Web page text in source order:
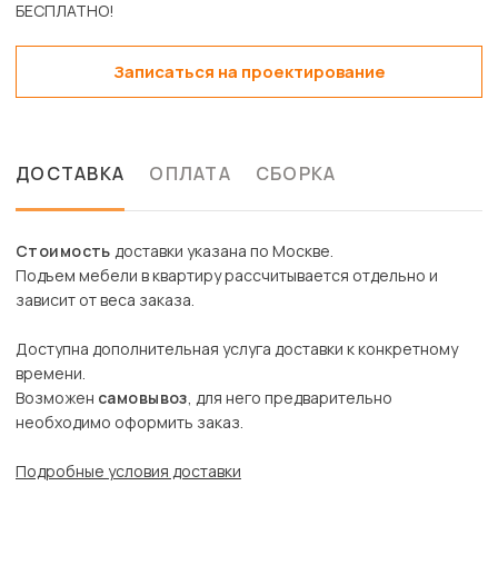
Записаться на проектирование
ДОСТАВКА ОПЛАТА СБОРКА
Стоимость доставки указана по Москве.
Подъем мебели в квартиру рассчитывается отдельно и
зависит от веса заказа.
Доступна дополнительная услуга доставки к конкретному
времени.
Возможен самовывоз, для него предварительно
необходимо оформить заказ.
Подробные условия доставки